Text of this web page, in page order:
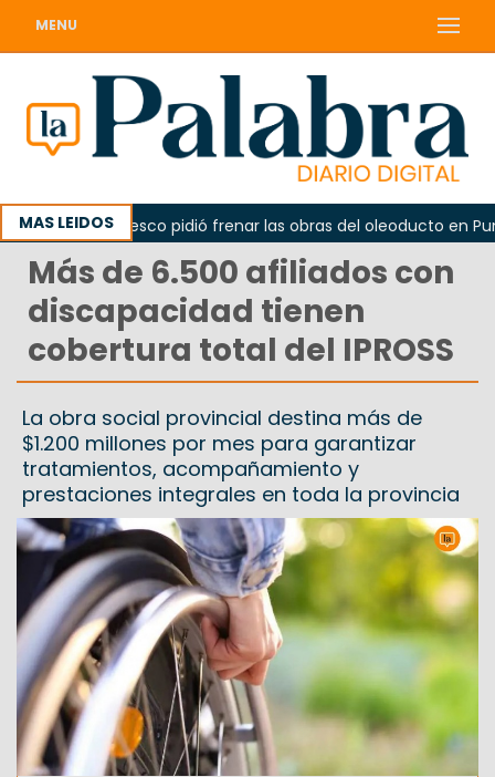
MENU
MAS LEIDOS
La Unesco pidió frenar las obras del oleoducto en Punta
Más de 6.500 afiliados con
discapacidad tienen
cobertura total del IPROSS
La obra social provincial destina más de
$1.200 millones por mes para garantizar
tratamientos, acompañamiento y
prestaciones integrales en toda la provincia